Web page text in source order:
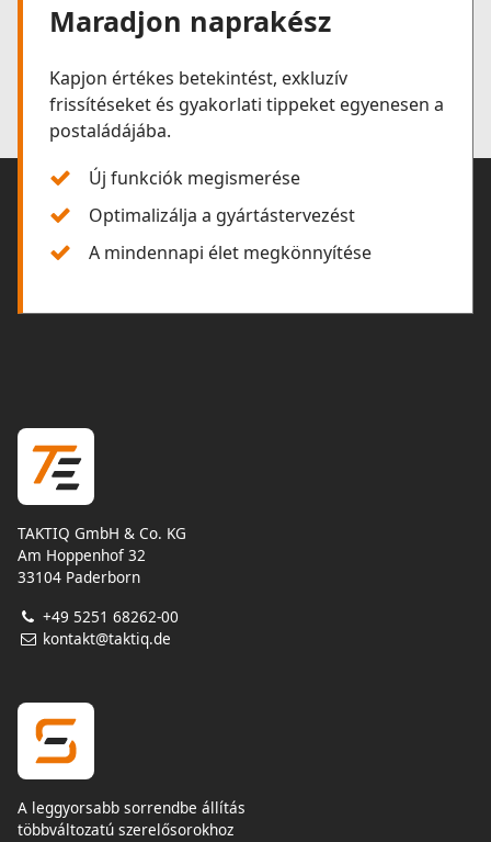
Maradjon naprakész
Kapjon értékes betekintést, exkluzív
frissítéseket és gyakorlati tippeket egyenesen a
postaládájába.
Új funkciók megismerése
Optimalizálja a gyártástervezést
A mindennapi élet megkönnyítése
TAKTIQ GmbH & Co. KG
Am Hoppenhof 32
33104 Paderborn
+49 5251 68262-00
kontakt@taktiq.de
A leggyorsabb sorrendbe állítás
többváltozatú szerelősorokhoz